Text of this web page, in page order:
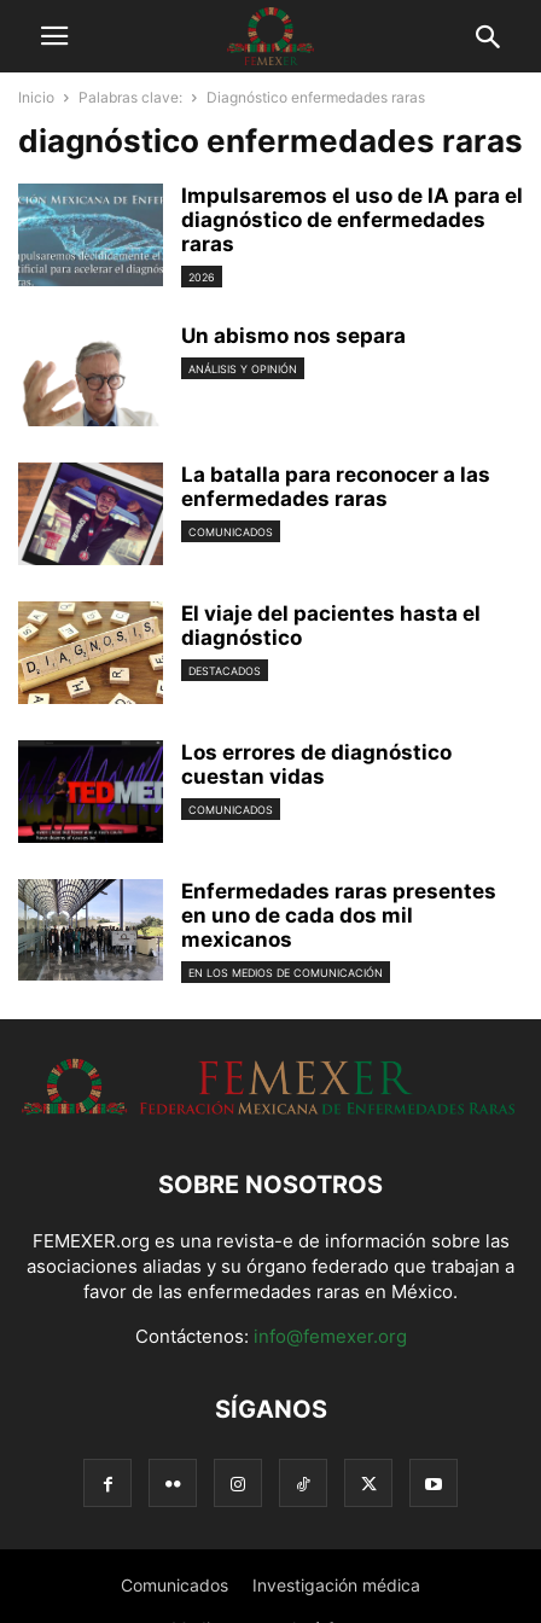
Inicio Palabras clave: Diagnóstico enfermedades raras
diagnóstico enfermedades raras
Impulsaremos el uso de IA para el
diagnóstico de enfermedades
raras
2026
Un abismo nos separa
ANÁLISIS Y OPINIÓN
La batalla para reconocer a las
enfermedades raras
COMUNICADOS
El viaje del pacientes hasta el
diagnóstico
DESTACADOS
Los errores de diagnóstico
cuestan vidas
COMUNICADOS
Enfermedades raras presentes
en uno de cada dos mil
mexicanos
EN LOS MEDIOS DE COMUNICACIÓN
SOBRE NOSOTROS
FEMEXER.org es una revista-e de información sobre las
asociaciones aliadas y su órgano federado que trabajan a
favor de las enfermedades raras en México.
Contáctenos: info@femexer.org
SÍGANOS
Comunicados Investigación médica